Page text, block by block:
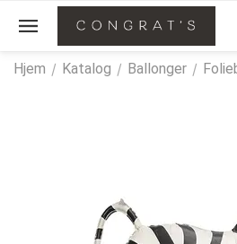
Hjem / Katalog / Ballonger /